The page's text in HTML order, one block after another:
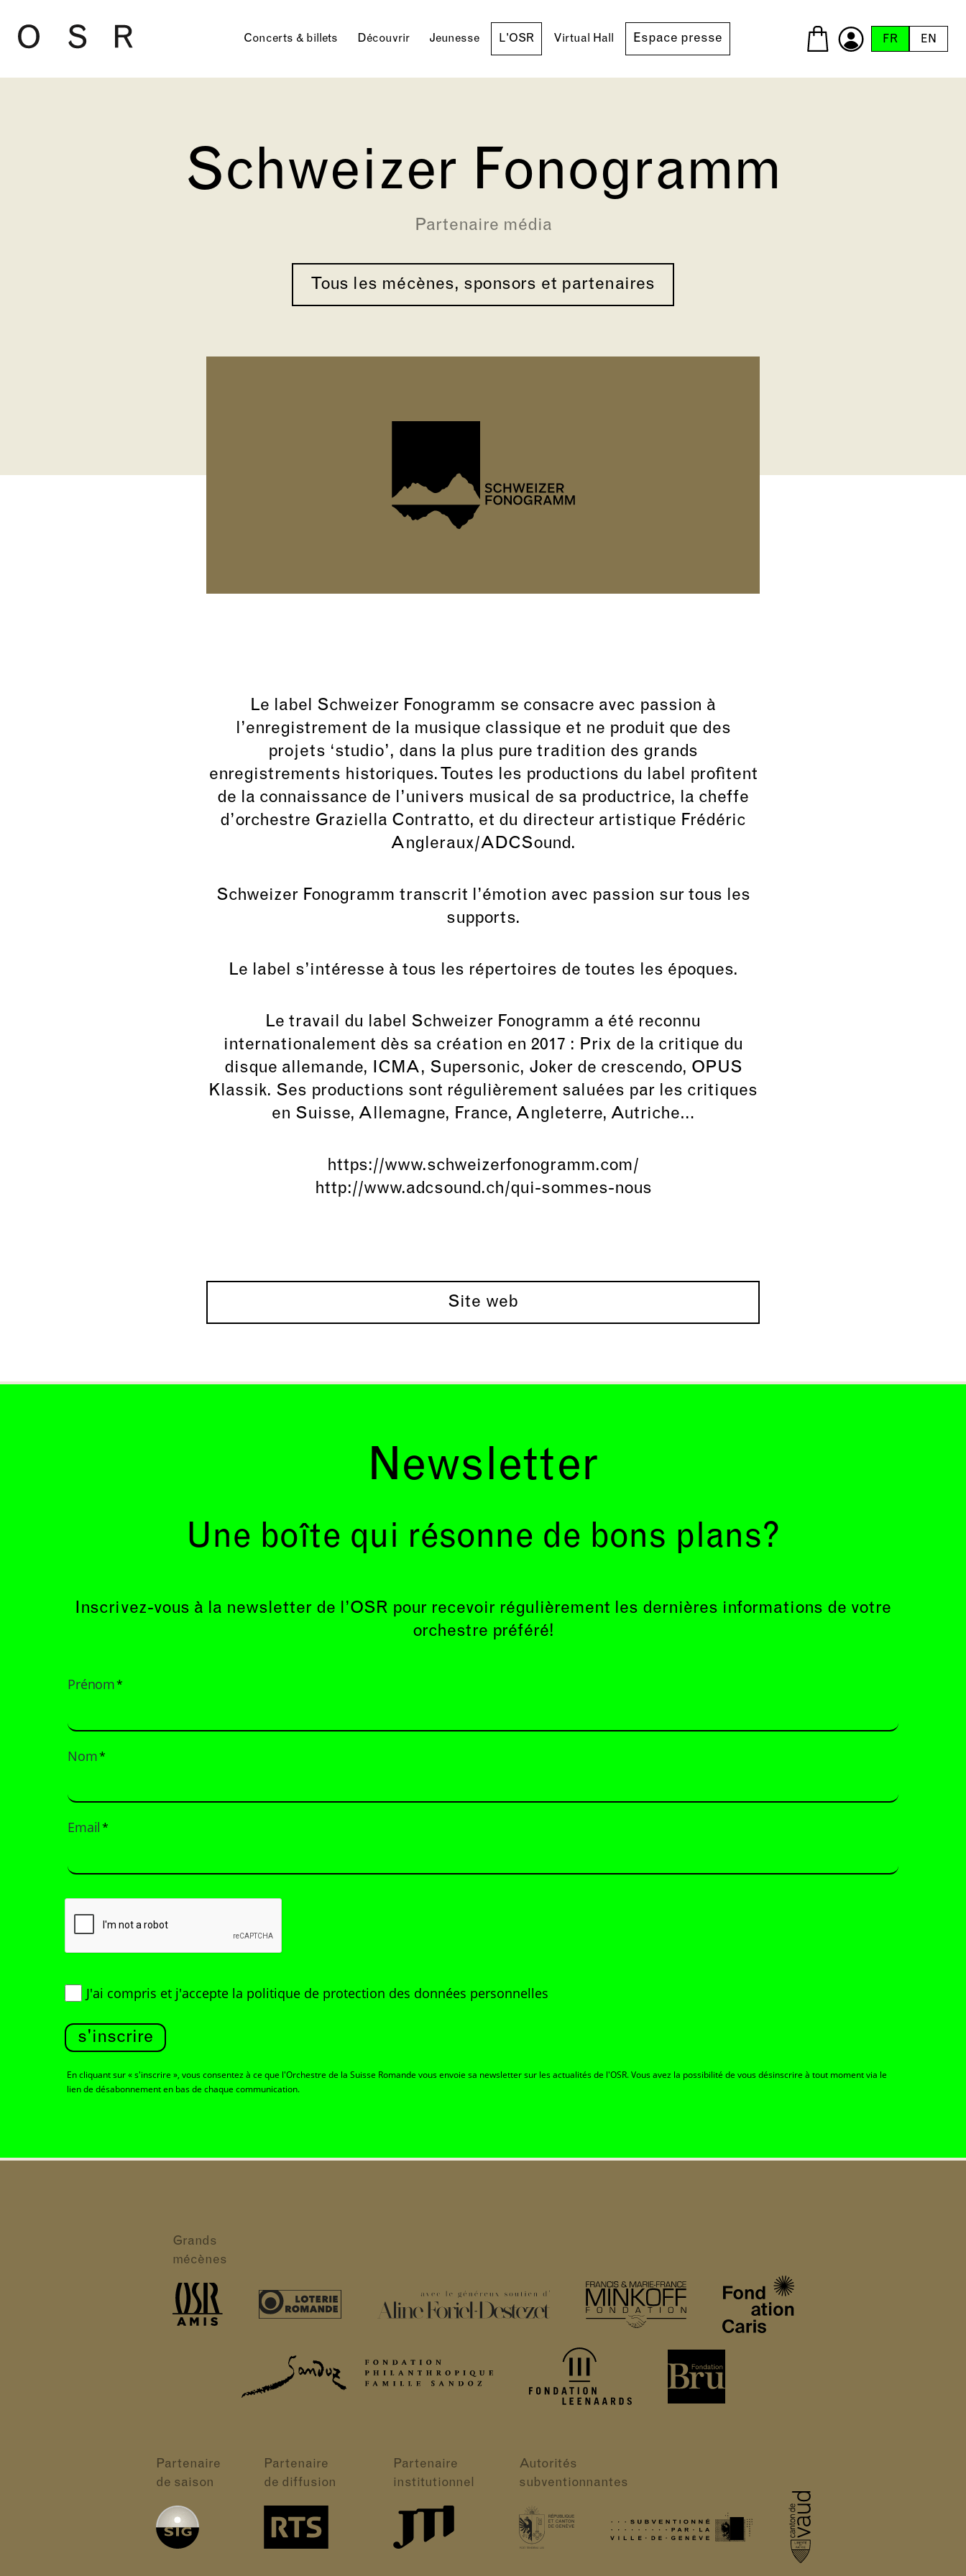
Concerts & billets Découvrir Jeunesse L'OSR Virtual Hall Espace presse FR EN
Schweizer Fonogramm
Partenaire média
Tous les mécènes, sponsors et partenaires
Le label Schweizer Fonogramm se consacre avec passion à
l’enregistrement de la musique classique et ne produit que des
projets ‘studio’, dans la plus pure tradition des grands
enregistrements historiques. Toutes les productions du label profitent
de la connaissance de l’univers musical de sa productrice, la cheffe
d’orchestre Graziella Contratto, et du directeur artistique Frédéric
Angleraux/ADCSound.
Schweizer Fonogramm transcrit l’émotion avec passion sur tous les
supports.
Le label s’intéresse à tous les répertoires de toutes les époques.
Le travail du label Schweizer Fonogramm a été reconnu
internationalement dès sa création en 2017 : Prix de la critique du
disque allemande, ICMA, Supersonic, Joker de crescendo, OPUS
Klassik. Ses productions sont régulièrement saluées par les critiques
en Suisse, Allemagne, France, Angleterre, Autriche…
https://www.schweizerfonogramm.com/
http://www.adcsound.ch/qui-sommes-nous
Site web
Newsletter
Une boîte qui résonne de bons plans?
Inscrivez-vous à la newsletter de l’OSR pour recevoir régulièrement les dernières informations de votre
orchestre préféré!
Prénom*
Nom*
Email*
J'ai compris et j'accepte la politique de protection des données personnelles
s'inscrire
En cliquant sur « s'inscrire », vous consentez à ce que l'Orchestre de la Suisse Romande vous envoie sa newsletter sur les actualités de l'OSR. Vous avez la possibilité de vous désinscrire à tout moment via le
lien de désabonnement en bas de chaque communication.
Grands
mécènes
Partenaire
de saison
Partenaire
de diffusion
Partenaire
institutionnel
Autorités
subventionnantes